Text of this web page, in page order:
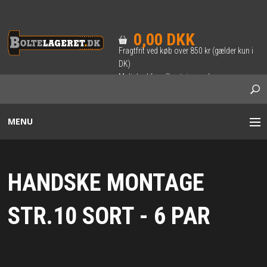
0,00 DKK
Fragtfrit ved køb over 850 kr (gælder kun i
DK)
Mulighed for afhentning ved
MENU
HANDSKE MONTAGE
STR.10 SORT - 6 PAR